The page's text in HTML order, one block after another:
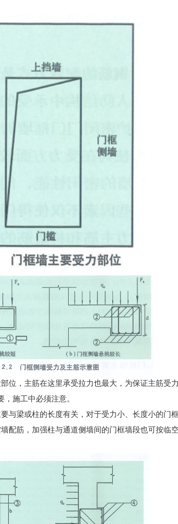
位，主筋在这里承受拉力也最大，为保证主筋受
施工中必须注意。
与梁或柱的长度有关，对于受力小、长度小的门
配筋，加强柱与通道侧墙间的门框墙段也可按临